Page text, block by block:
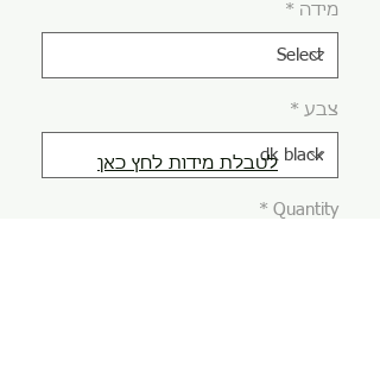
מידה *
צבע *
Quantity
*
לטבלת מידות לחץ כאן